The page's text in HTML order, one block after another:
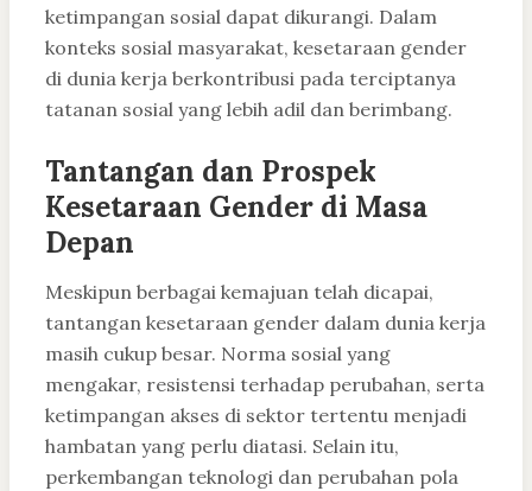
ketimpangan sosial dapat dikurangi. Dalam
konteks sosial masyarakat, kesetaraan gender
di dunia kerja berkontribusi pada terciptanya
tatanan sosial yang lebih adil dan berimbang.
Tantangan dan Prospek
Kesetaraan Gender di Masa
Depan
Meskipun berbagai kemajuan telah dicapai,
tantangan kesetaraan gender dalam dunia kerja
masih cukup besar. Norma sosial yang
mengakar, resistensi terhadap perubahan, serta
ketimpangan akses di sektor tertentu menjadi
hambatan yang perlu diatasi. Selain itu,
perkembangan teknologi dan perubahan pola